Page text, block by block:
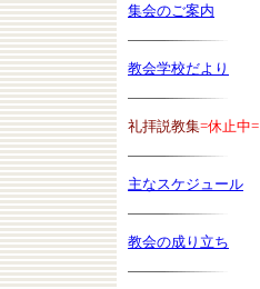
集会のご案内
教会学校だより
礼拝説教集=休止中=
主なスケジュール
教会の成り立ち